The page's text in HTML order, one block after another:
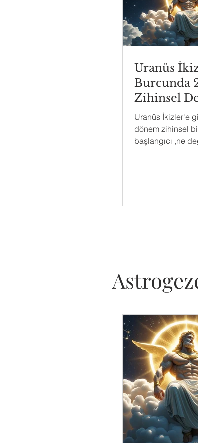
Uranüs
Burcunda
Zihinsel
Rehberi
Uranüs İkizler'e
dönem zihinsel
başlangıcı ,ne